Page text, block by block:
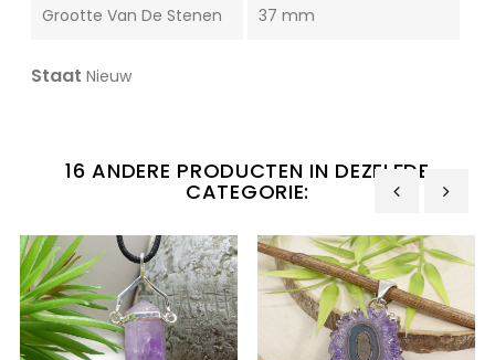
Grootte Van De Stenen 37 mm
Staat Nieuw
16 ANDERE PRODUCTEN IN DEZELFDE
CATEGORIE:
‹ ›